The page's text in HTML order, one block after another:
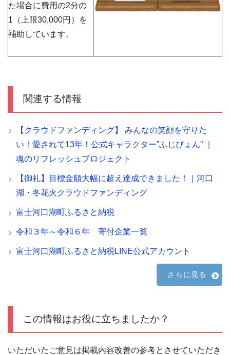
た場合に費用の2分の
1（上限30,000円）を
補助しています。
関連する情報
【クラウドファンディング】 みんなの笑顔を守りた
い！愛されて13年！公式キャラクター”ふじぴょん” ｜
魂のリフレッシュプロジェクト
【御礼】目標金額大幅に超え達成できました！｜河口
湖・冬花火クラウドファンディング
富士河口湖町ふるさと納税
令和３年～令和６年 寄付企業一覧
富士河口湖町ふるさと納税LINE公式アカウント
さらに見る
この情報はお役に立ちましたか？
いただいたご意見は掲載内容改善の参考とさせていただき